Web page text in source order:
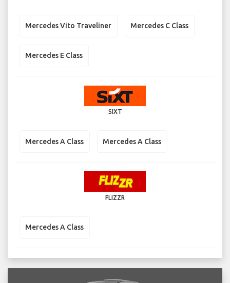
Mercedes Vito Traveliner Mercedes C Class
Mercedes E Class
SIXT
Mercedes A Class Mercedes A Class
FLIZZR
Mercedes A Class